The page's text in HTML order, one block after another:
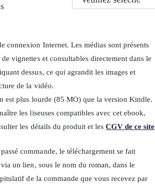
connexion Internet. Les médias sont présents
de vignettes et consultables directement dans le
dessus, ce qui agrandit les images et
de la vidéo.
est plus lourde (85 MO) que la version Kindle.
les liseuses compatibles avec cet ebook,
les détails du produit et lesCGV de ce site
commande, le téléchargement se fait
un lien, sous le nom du roman, dans le
de la commande que vous recevez par